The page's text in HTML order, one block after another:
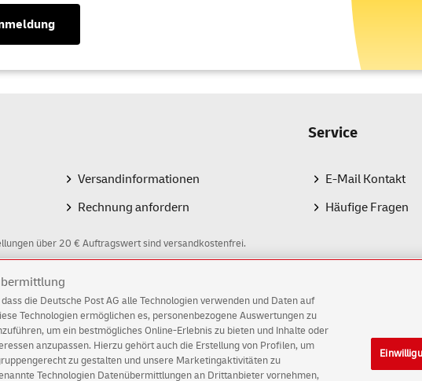
Versandinformationen
Rechnung anfordern
Service
E-Mail Kontakt
Häufige Fragen
über 20 € Auftragswert sind versandkostenfrei.
Deutsche Post AG
die Deutsche Post AG alle Technologien verwenden und Daten auf
Technologien ermöglichen es, personenbezogene Auswertungen zu
um ein bestmögliches Online-Erlebnis zu bieten und Inhalte oder
anzupassen. Hierzu gehört auch die Erstellung von Profilen, um
zu gestalten und unsere Marketingaktivitäten zu
Technologien Datenübermittlungen an Drittanbieter vornehmen,